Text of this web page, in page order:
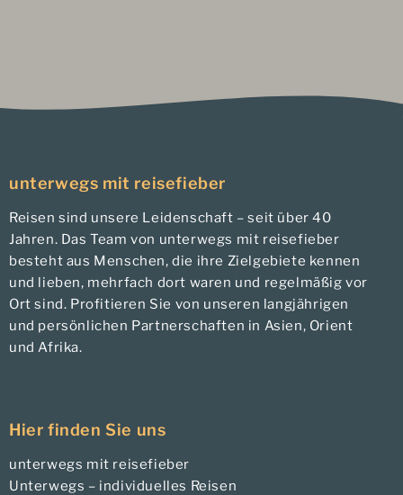
unterwegs mit reisefieber
Reisen sind unsere Leidenschaft – seit über 40
Jahren. Das Team von unterwegs mit reisefieber
besteht aus Menschen, die ihre Zielgebiete kennen
und lieben, mehrfach dort waren und regelmäßig vor
Ort sind. Profitieren Sie von unseren langjährigen
und persönlichen Partnerschaften in Asien, Orient
und Afrika.
Hier finden Sie uns
unterwegs mit reisefieber
Unterwegs – individuelles Reisen